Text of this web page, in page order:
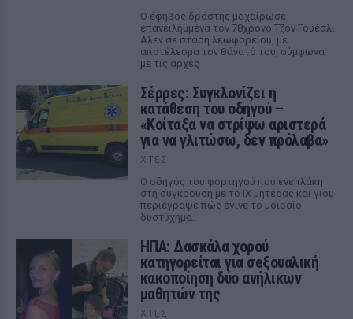
Ο έφηβος δράστης μαχαίρωσε
επανειλημμένα τον 78χρονο Τζον Γουέσλι
Αλεν σε στάση λεωφορείου, με
αποτέλεσμα τον θάνατό του, σύμφωνα
με τις αρχές
Σέρρες: Συγκλονίζει η
κατάθεση του οδηγού –
«Κοίταξα να στρίψω αριστερά
για να γλιτώσω, δεν πρόλαβα»
ΧΤΕΣ
Ο οδηγός του φορτηγού που ενεπλάκη
στη σύγκρουση με το ΙΧ μητέρας και γιου
περιέγραψε πώς έγινε το μοιραίο
δυστύχημα.
ΗΠΑ: Δασκάλα χορού
κατηγορείται για σeξουαλική
κακοποίηση δύο ανήλικων
μαθητών της
ΧΤΕΣ